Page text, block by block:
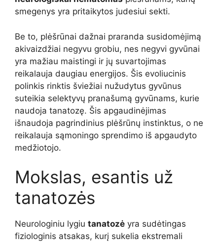
smegenys yra pritaikytos judesiui sekti.
Be to, plėšrūnai dažnai praranda susidomėjimą
akivaizdžiai negyvu grobiu, nes negyvi gyvūnai
yra mažiau maistingi ir jų suvartojimas
reikalauja daugiau energijos. Šis evoliucinis
polinkis rinktis šviežiai nužudytus gyvūnus
suteikia selektyvų pranašumą gyvūnams, kurie
naudoja tanatozę. Šis apgaudinėjimas
išnaudoja pagrindinius plėšrūnų instinktus, o ne
reikalauja sąmoningo sprendimo iš apgaudyto
medžiotojo.
Mokslas, esantis už
tanatozės
Neurologiniu lygiu tanatozė yra sudėtingas
fiziologinis atsakas, kurį sukelia ekstremali